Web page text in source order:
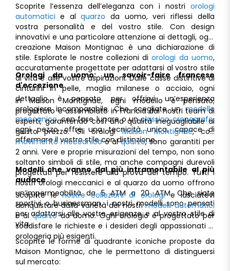
Scoprite l’essenza dell’eleganza con i nostri orologi
automatici e al quarzo da uomo, veri riflessi della
vostra personalità e del vostro stile. Con design
innovativi e una particolare attenzione ai dettagli, ogni
creazione Maison Montignac è una dichiarazione di
stile. Esplorate le nostre collezioni di orologi da uomo,
accuratamente progettate per adattarsi al vostro stile
di vita e alle vostre aspirazioni. Dalle casse distintive ai
cinturini in pelle, maglia milanese o acciaio, ogni
dettaglio è pensato per offrirvi un’esperienza
orologiera incomparabile. Che scegliate unmodello
meccanico, con fase lunare o unclassico cronografo,
ogni pezzo offre una tecnicità unica, capace di
affermare il vostro stile con distinzione.
Orologi da uomo: un savoir-faire francese
d'eccezione
In Maison Montignac, ogni modello è pensato,
progettato e assemblato in Francia dai nostri team di
esperti, garantendo così una qualità ineguagliabile al
giusto prezzo. Gli orologiMaison Montignac, con
movimento meccanicoo alquarzo, sono garantiti per
2 anni. Vere e proprie misurazioni del tempo, non sono
soltanto simboli di stile, ma anche compagni durevoli
progettati per resistere alla prova del tempo. Tutti i
nostri orologi meccanici e al quarzo da uomo offrono
un’impermeabilità da 5 ATM a 20 ATM. Che siate
sportivi o businessman, i nostri modelli sono pensati
per adattarsi alle vostre esigenze e al vostro stile di
vita.
Modelli che vanno dal più intramontabile al più
audace
Scoprite lenostre collezioni di orologie lasciatevi
conquistare dalla varietà dei nostrimodelli automatici
e alquarzoda uomo. Ogni orologio è progettato per
soddisfare le richieste e i desideri degli appassionati di
orologeria più esigenti.
Scoprite le forme di quadrante iconiche proposte da
Maison Montignac, che le permettono di distinguersi
sul mercato: